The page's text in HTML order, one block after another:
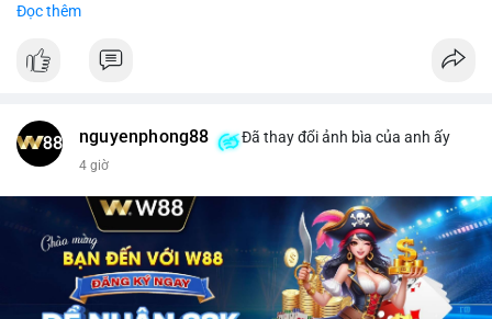
tài chính.
chức tài chính.
$xrp
#titanbot
📰 Nguồn: CoinDesk
Đọc thêm
nguyenphong88 Đã thay đổi ảnh bìa của anh ấy
4 giờ